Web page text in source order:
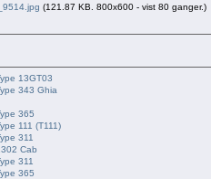
(121.87 KB. 800x600 - vist 80 ganger.)
13GT03
343 Ghia
365
111 (T111)
311
Cab
311
365